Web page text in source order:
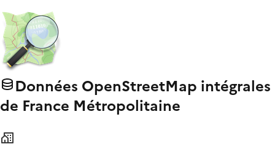
Données OpenStreetMap intégrales
de France Métropolitaine